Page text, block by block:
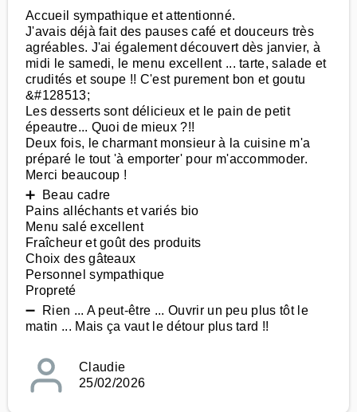
Accueil sympathique et attentionné.
J'avais déjà fait des pauses café et douceurs très
agréables. J'ai également découvert dès janvier, à
midi le samedi, le menu excellent ... tarte, salade et
crudités et soupe !! C'est purement bon et goutu
&#128513;
Les desserts sont délicieux et le pain de petit
épeautre... Quoi de mieux ?!!
Deux fois, le charmant monsieur à la cuisine m'a
préparé le tout 'à emporter' pour m'accommoder.
Merci beaucoup !
➕ Beau cadre
Pains alléchants et variés bio
Menu salé excellent
Fraîcheur et goût des produits
Choix des gâteaux
Personnel sympathique
Propreté
➖ Rien ... A peut-être ... Ouvrir un peu plus tôt le
matin ... Mais ça vaut le détour plus tard !!
Claudie
25/02/2026